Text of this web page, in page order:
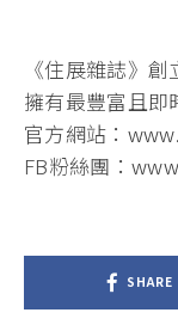
《住展雜誌》
擁有最豐富且即
官方網站：
FB粉絲團：
SHARE